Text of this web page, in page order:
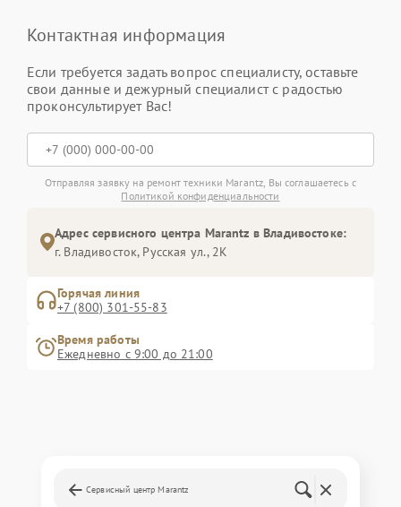
Контактная информация
Если требуется задать вопрос специалисту, оставьте
свои данные и дежурный специалист с радостью
проконсультирует Вас!
Отправляя заявку на ремонт техники Marantz, Вы соглашаетесь с
Политикой конфиденциальности
Адрес сервисного центра Marantz в Владивостоке:
г. Владивосток, Русская ул., 2К
Горячая линия
+7 (800) 301-55-83
Время работы
Ежедневно с 9:00 до 21:00
Сервисный центр Marantz